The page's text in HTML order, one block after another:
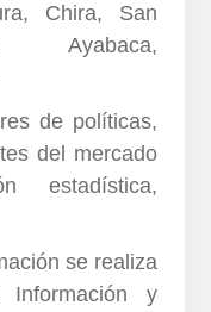
Chira, San
Ayabaca,
de políticas,
del mercado
estadística,
se realiza
Información y